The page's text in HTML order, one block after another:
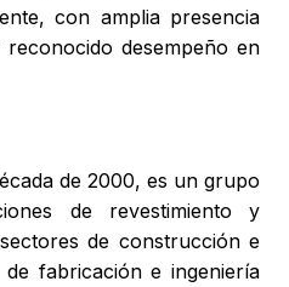
con amplia presencia
desempeño en
de 2000, es un grupo
de revestimiento y
de construcción e
fabricación e ingeniería